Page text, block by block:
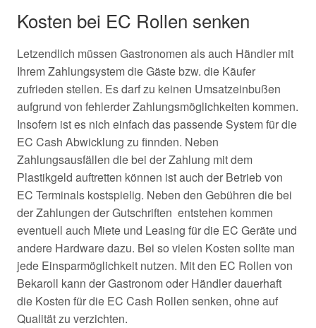
Kosten bei EC Rollen senken
Letzendlich müssen Gastronomen als auch Händler mit
Ihrem Zahlungsystem die Gäste bzw. die Käufer
zufrieden stellen. Es darf zu keinen Umsatzeinbußen
aufgrund von fehlerder Zahlungsmöglichkeiten kommen.
Insofern ist es nich einfach das passende System für die
EC Cash Abwicklung zu finnden. Neben
Zahlungsausfällen die bei der Zahlung mit dem
Plastikgeld auftretten können ist auch der Betrieb von
EC Terminals kostspielig. Neben den Gebühren die bei
der Zahlungen der Gutschriften entstehen kommen
eventuell auch Miete und Leasing für die EC Geräte und
andere Hardware dazu. Bei so vielen Kosten sollte man
jede Einsparmöglichkeit nutzen. Mit den EC Rollen von
Bekaroll kann der Gastronom oder Händler dauerhaft
die Kosten für die EC Cash Rollen senken, ohne auf
Qualität zu verzichten.